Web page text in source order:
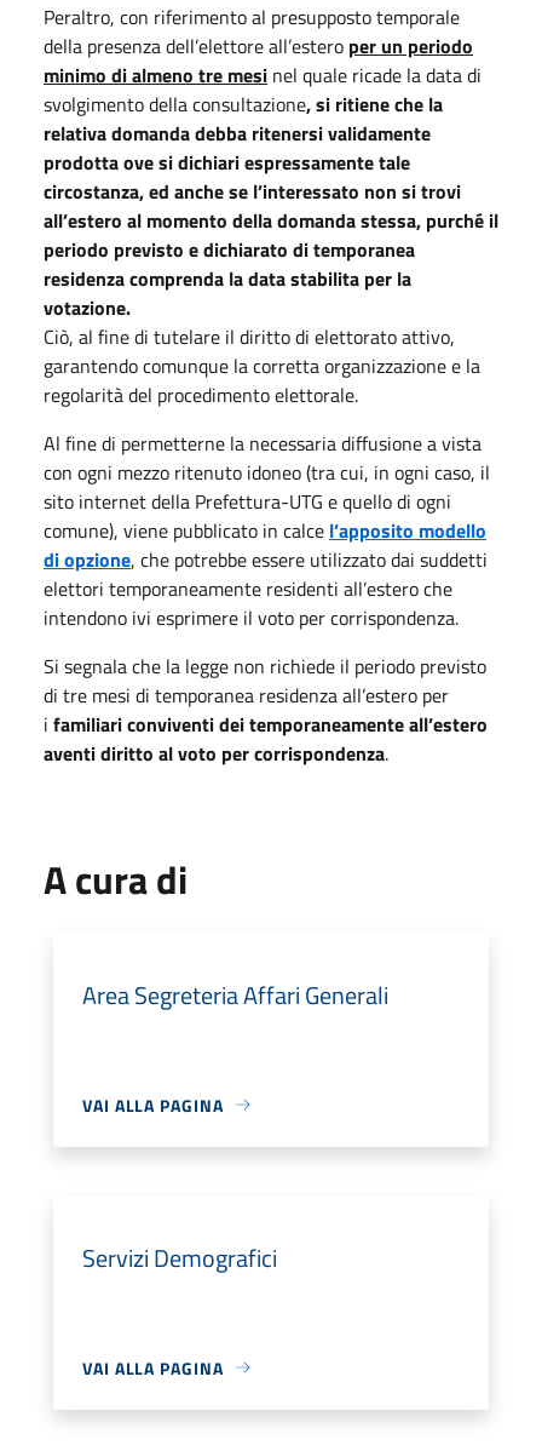
Peraltro, con riferimento al presupposto temporale
della presenza dell’elettore all’estero per un periodo
minimo di almeno tre mesi nel quale ricade la data di
svolgimento della consultazione, si ritiene che la
relativa domanda debba ritenersi validamente
prodotta ove si dichiari espressamente tale
circostanza, ed anche se l’interessato non si trovi
all’estero al momento della domanda stessa, purché il
periodo previsto e dichiarato di temporanea
residenza comprenda la data stabilita per la
votazione.
Ciò, al fine di tutelare il diritto di elettorato attivo,
garantendo comunque la corretta organizzazione e la
regolarità del procedimento elettorale.
Al fine di permetterne la necessaria diffusione a vista
con ogni mezzo ritenuto idoneo (tra cui, in ogni caso, il
sito internet della Prefettura-UTG e quello di ogni
comune), viene pubblicato in calce l’apposito modello
di opzione, che potrebbe essere utilizzato dai suddetti
elettori temporaneamente residenti all’estero che
intendono ivi esprimere il voto per corrispondenza.
Si segnala che la legge non richiede il periodo previsto
di tre mesi di temporanea residenza all’estero per
i familiari conviventi dei temporaneamente all’estero
aventi diritto al voto per corrispondenza.
A cura di
Area Segreteria Affari Generali
VAI ALLA PAGINA
Servizi Demografici
VAI ALLA PAGINA